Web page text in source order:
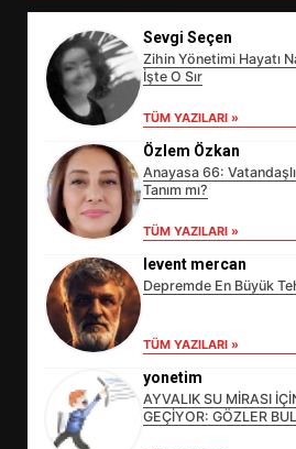
Sevgi Seçen
Zihin Yönetimi Hayatı
İşte O Sır
TÜM YAZILARI »
Özlem Özkan
Anayasa 66:
Tanım mı?
TÜM YAZILARI »
levent mercan
Depremde En Büyük
TÜM YAZILARI »
yonetim
AYVALIK SU MİRASI
GEÇİYOR: GÖZLER
DEĞİŞECEK?